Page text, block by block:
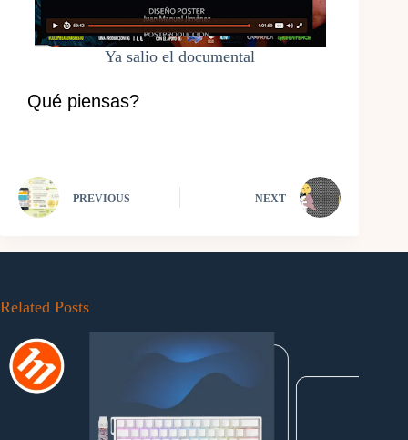
Ya salio el documental
Qué piensas?
PREVIOUS NEXT
Related Posts